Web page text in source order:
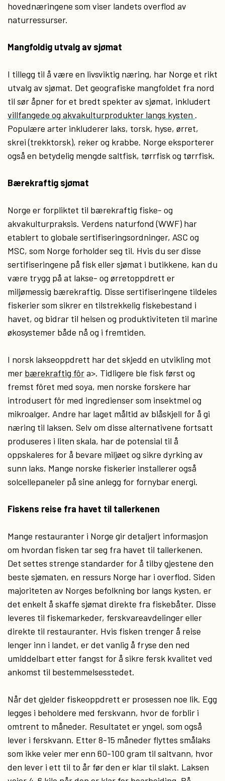
hovednæringene som viser landets overflod av
naturressurser.
Mangfoldig utvalg av sjømat
I tillegg til å være en livsviktig næring, har Norge et rikt
utvalg av sjømat. Det geografiske mangfoldet fra nord
til sør åpner for et bredt spekter av sjømat, inkludert
villfangede og akvakulturprodukter langs kysten .
Populære arter inkluderer laks, torsk, hyse, ørret,
skrei (trekktorsk), reker og krabbe. Norge eksporterer
også en betydelig mengde saltfisk, tørrfisk og tørrfisk.
Bærekraftig sjømat
Norge er forpliktet til bærekraftig fiske- og
akvakulturpraksis. Verdens naturfond (WWF) har
etablert to globale sertifiseringsordninger, ASC og
MSC, som Norge forholder seg til. Hvis du ser disse
sertifiseringene på fisk eller sjømat i butikkene, kan du
være trygg på at lakse- og ørretoppdrett er
miljømessig bærekraftig. Disse sertifiseringene tildeles
fiskerier som sikrer en tilstrekkelig fiskebestand i
havet, og bidrar til helsen og produktiviteten til marine
økosystemer både nå og i fremtiden.
I norsk lakseoppdrett har det skjedd en utvikling mot
mer bærekraftig fôra>. Tidligere ble fisk først og
fremst fôret med soya, men norske forskere har
introdusert fôr med ingredienser som insektmel og
mikroalger. Andre har laget måltid av blåskjell for å gi
næring til laksen. Selv om disse alternativene fortsatt
produseres i liten skala, har de potensial til å
oppskaleres for å bevare miljøet og sikre dyrking av
sunn laks. Mange norske fiskerier installerer også
solcellepaneler på sine anlegg for fornybar energi.
Fiskens reise fra havet til tallerkenen
Mange restauranter i Norge gir detaljert informasjon
om hvordan fisken tar seg fra havet til tallerkenen.
Det settes strenge standarder for å tilby gjestene den
beste sjømaten, en ressurs Norge har i overflod. Siden
majoriteten av Norges befolkning bor langs kysten, er
det enkelt å skaffe sjømat direkte fra fiskebåter. Disse
leveres til fiskemarkeder, ferskvareavdelinger eller
direkte til restauranter. Hvis fisken trenger å reise
lenger inn i landet, er det vanlig å fryse den ned
umiddelbart etter fangst for å sikre fersk kvalitet ved
ankomst til bestemmelsesstedet.
Når det gjelder fiskeoppdrett er prosessen noe lik. Egg
legges i beholdere med ferskvann, hvor de forblir i
omtrent to måneder. Resultatet er yngel, som også
lever i ferskvann. Etter 8-15 måneder flyttes smålaks
som ikke veier mer enn 60-100 gram til saltvann, hvor
den lever i ett til to år før den er klar til slakt. Laksen